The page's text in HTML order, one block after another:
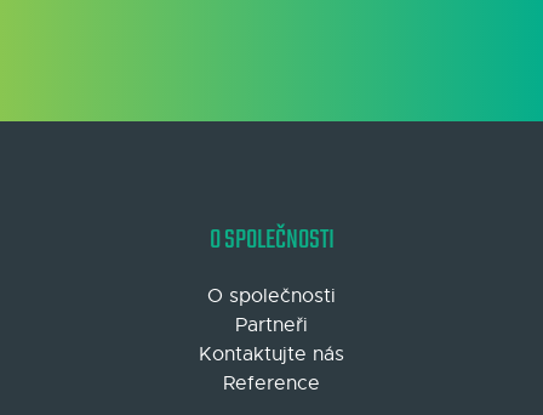
O SPOLEČNOSTI
O společnosti
Partneři
Kontaktujte nás
Reference